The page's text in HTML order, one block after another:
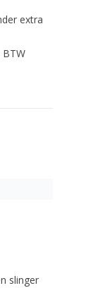
extra
BTW
slinger